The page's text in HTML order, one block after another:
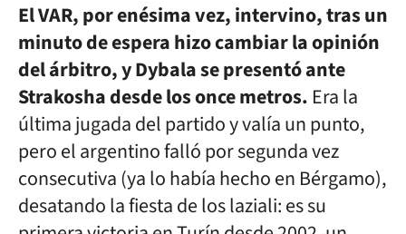
El VAR, por enésima vez, intervino, tras un
minuto de espera hizo cambiar la opinión
del árbitro, y Dybala se presentó ante
Strakosha desde los once metros. Era la
última jugada del partido y valía un punto,
pero el argentino falló por segunda vez
consecutiva (ya lo había hecho en Bérgamo),
desatando la fiesta de los laziali: es su